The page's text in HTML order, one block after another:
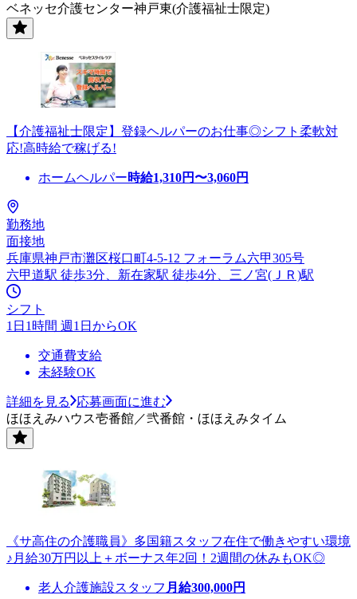
ベネッセ介護センター神戸東(介護福祉士限定)
【介護福祉士限定】登録ヘルパーのお仕事◎シフト柔軟対
応!高時給で稼げる!
ホームヘルパー時給1,310円〜3,060円
勤務地
面接地
兵庫県神戸市灘区桜口町4-5-12 フォーラム六甲305号
六甲道駅 徒歩3分、新在家駅 徒歩4分、三ノ宮(ＪＲ)駅
シフト
1日1時間 週1日からOK
交通費支給
未経験OK
詳細を見る
応募画面に進む
ほほえみハウス壱番館／弐番館・ほほえみタイム
《サ高住の介護職員》多国籍スタッフ在住で働きやすい環境
♪月給30万円以上＋ボーナス年2回！2週間の休みもOK◎
老人介護施設スタッフ 月給300,000円